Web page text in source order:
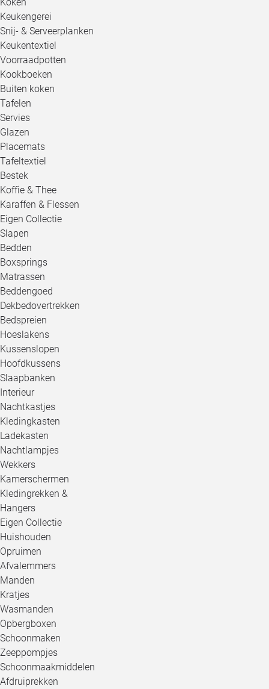
Keukengerei
Snij- & Serveerplanken
Keukentextiel
Voorraadpotten
Kookboeken
Buiten koken
Tafelen
Servies
Glazen
Placemats
Tafeltextiel
Bestek
Koffie & Thee
Karaffen & Flessen
Eigen Collectie
Slapen
Bedden
Boxsprings
Matrassen
Beddengoed
Dekbedovertrekken
Bedspreien
Hoeslakens
Kussenslopen
Hoofdkussens
Slaapbanken
Interieur
Nachtkastjes
Kledingkasten
Ladekasten
Nachtlampjes
Wekkers
Kamerschermen
Kledingrekken &
Hangers
Eigen Collectie
Huishouden
Opruimen
Afvalemmers
Manden
Kratjes
Wasmanden
Opbergboxen
Schoonmaken
Zeeppompjes
Schoonmaakmiddelen
Afdruiprekken